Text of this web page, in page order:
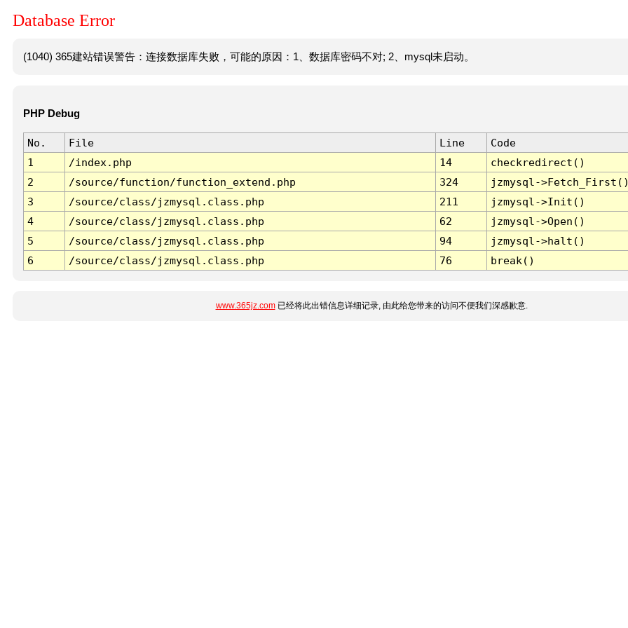
Database Error
(1040) 365建站错误警告：连接数据库失败，可能的原因：1、数据库密码不对; 2、mysql未启动。
PHP Debug
No. File Line
Code
1
/index.php 14
checkredirect()
2
/source/function/function_extend.php 324
jzmysql-
3
/source/class/jzmysql.class.php 211
jzmysql->Init()
4
/source/class/jzmysql.class.php 62
jzmysql->Open()
5
/source/class/jzmysql.class.php 94
jzmysql->halt()
6
/source/class/jzmysql.class.php 76 break()
www.365jz.com已经将此出错信息详细记录, 由此给您带来的访问不便我们深感歉意.